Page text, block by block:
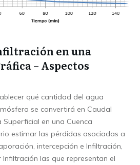
en una
– Aspectos
qué cantidad del agua
se convertirá en Caudal
Superficial en una Cuenca
estimar las pérdidas asociadas a
intercepción e Infiltración,
las que representan el